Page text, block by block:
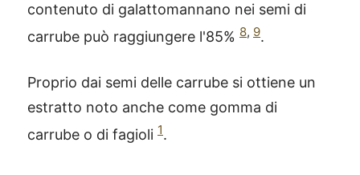
contenuto di galattomannano nei semi di
carrube può raggiungere l'85% 8, 9.
Proprio dai semi delle carrube si ottiene un
estratto noto anche come gomma di
carrube o di fagioli 1.